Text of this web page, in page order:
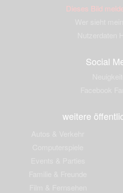
Dieses Bild
Social
weitere